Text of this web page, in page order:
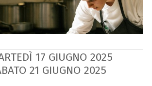
17 GIUGNO 2025
21 GIUGNO 2025